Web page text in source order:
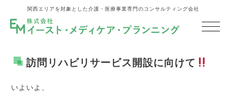
関西エリアを対象とした介護・医療事業専門のコンサルティング会社
訪問リハビリサービス開設に向けて
いよいよ、